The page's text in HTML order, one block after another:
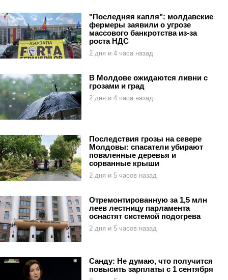
"Последняя капля": молдавские
фермеры заявили о угрозе
массового банкротства из-за
роста НДС
2 дня и 4 часа назад
В Молдове ожидаются ливни с
грозами и град
2 дня и 4 часа назад
Последствия грозы на севере
Молдовы: спасатели убирают
поваленные деревья и
сорванные крыши
2 дня и 5 часов назад
Отремонтированную за 1,5 млн
леев лестницу парламента
оснастят системой подогрева
2 дня и 5 часов назад
Санду: Не думаю, что получится
повысить зарплаты с 1 сентября